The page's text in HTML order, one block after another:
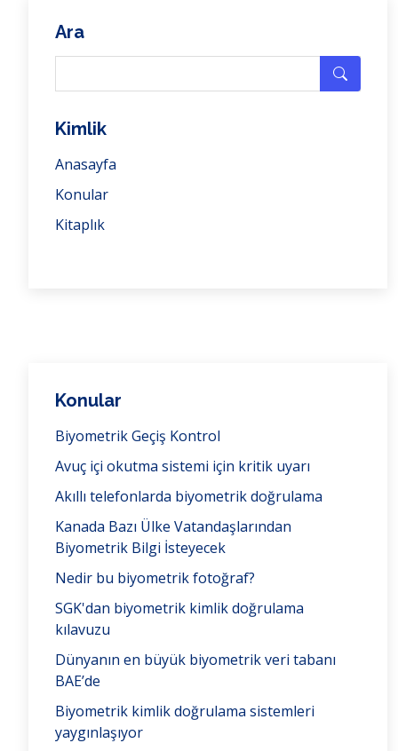
Ara
Kimlik
Anasayfa
Konular
Kitaplık
Konular
Biyometrik Geçiş Kontrol
Avuç içi okutma sistemi için kritik uyarı
Akıllı telefonlarda biyometrik doğrulama
Kanada Bazı Ülke Vatandaşlarından
Biyometrik Bilgi İsteyecek
Nedir bu biyometrik fotoğraf?
SGK'dan biyometrik kimlik doğrulama
kılavuzu
Dünyanın en büyük biyometrik veri tabanı
BAE’de
Biyometrik kimlik doğrulama sistemleri
yaygınlaşıyor